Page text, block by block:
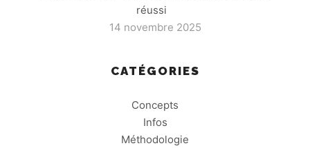
réussi
14 novembre 2025
CATÉGORIES
Concepts
Infos
Méthodologie